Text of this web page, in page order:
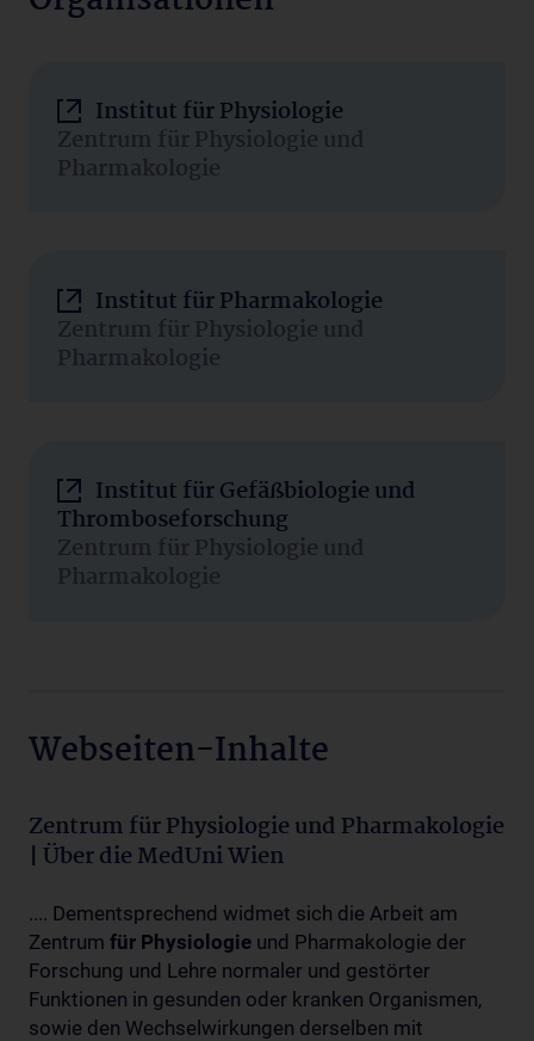
Institut für Physiologie
Zentrum für Physiologie und
Pharmakologie
Institut für Pharmakologie
Zentrum für Physiologie und
Pharmakologie
Institut für Gefäßbiologie und
Thromboseforschung
Zentrum für Physiologie und
Pharmakologie
Webseiten-Inhalte
Zentrum für Physiologie und Pharmakologie
| Über die MedUni Wien
.... Dementsprechend widmet sich die Arbeit am
Zentrum für Physiologie und Pharmakologie der
Forschung und Lehre normaler und gestörter
Funktionen in gesunden oder kranken Organismen,
sowie den Wechselwirkungen derselben mit